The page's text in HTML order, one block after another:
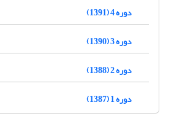
دوره 4 (1391)
دوره 3 (1390)
دوره 2 (1388)
دوره 1 (1387)